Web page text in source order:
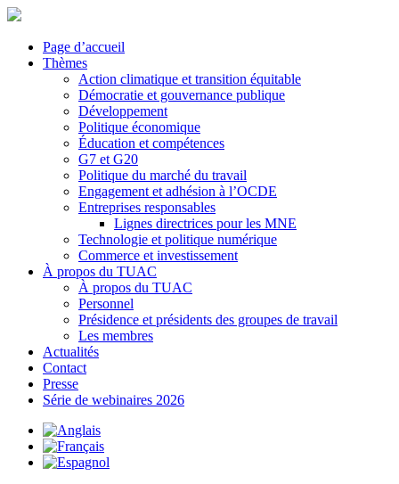
Page d’accueil
Thèmes
Action climatique et transition équitable
Démocratie et gouvernance publique
Développement
Politique économique
Éducation et compétences
G7 et G20
Politique du marché du travail
Engagement et adhésion à l’OCDE
Entreprises responsables
Lignes directrices pour les MNE
Technologie et politique numérique
Commerce et investissement
À propos du TUAC
À propos du TUAC
Personnel
Présidence et présidents des groupes de travail
Les membres
Actualités
Contact
Presse
Série de webinaires 2026